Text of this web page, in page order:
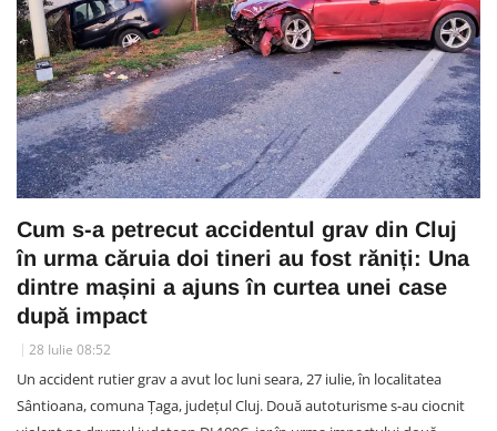
Cum s-a petrecut accidentul grav din Cluj
în urma căruia doi tineri au fost răniți: Una
dintre mașini a ajuns în curtea unei case
după impact
28 Iulie 08:52
Un accident rutier grav a avut loc luni seara, 27 iulie, în localitatea
Sântioana, comuna Țaga, județul Cluj. Două autoturisme s-au ciocnit